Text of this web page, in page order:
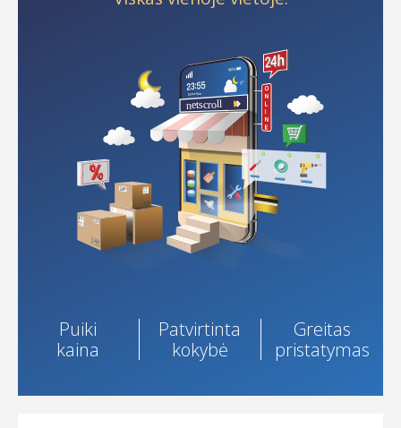
Dažniausiai užduodami klausimai
My account
Puiki
kaina
Patvirtinta
kokybė
Greitas
pristatymas